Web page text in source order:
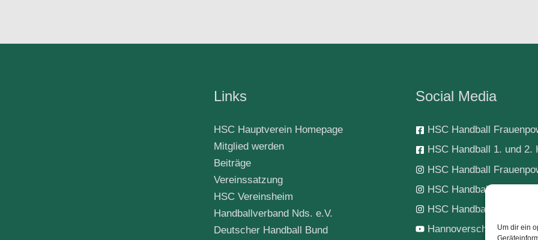
Um dir ein
Links
HSC Hauptverein Homepage
Mitglied werden
Beiträge
Vereinssatzung
HSC Vereinsheim
Handballverband Nds. e.V.
Deutscher Handball Bund
Social Media
HSC Handball
HSC Handball 1. und 2.
HSC Handball
HSC Handball 1. Herren
HSC Handball-Jugend
Hannoverscher SC